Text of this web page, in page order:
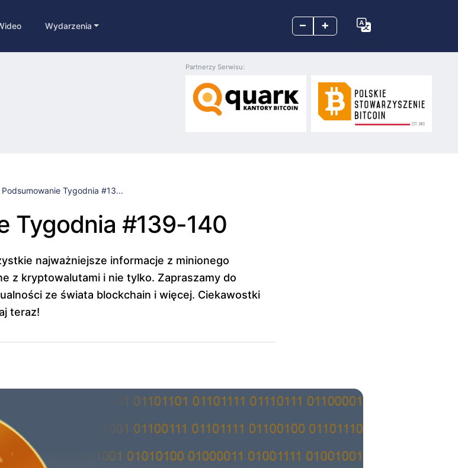
– +
Wydarzenia
Partnerzy Serwisu:
Podsumowanie Tygodnia #13...
Tygodnia #139-140
najważniejsze informacje z minionego
z kryptowalutami i nie tylko. Zapraszamy do
ze świata blockchain i więcej. Ciekawostki
teraz!